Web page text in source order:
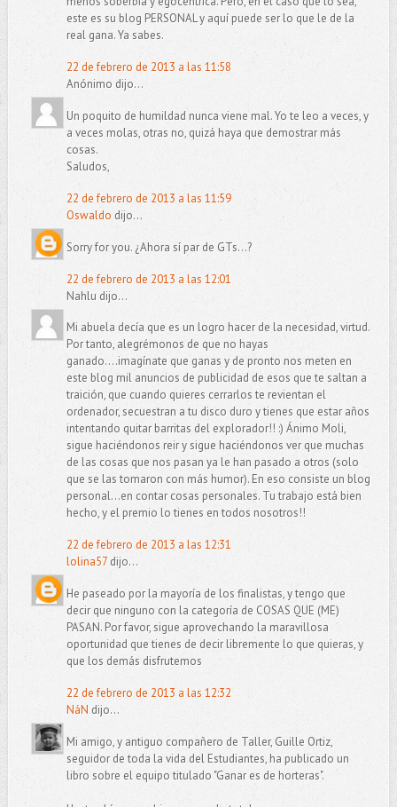
este es su blog PERSONAL y aquí puede ser lo que le de la
real gana. Ya sabes.
22 de febrero de 2013 a las 11:58
Anónimo dijo...
Un poquito de humildad nunca viene mal. Yo te leo a veces, y
a veces molas, otras no, quizá haya que demostrar más
cosas.
Saludos,
22 de febrero de 2013 a las 11:59
Oswaldo dijo...
Sorry for you. ¿Ahora sí par de GTs...?
22 de febrero de 2013 a las 12:01
Nahlu dijo...
Mi abuela decía que es un logro hacer de la necesidad, virtud.
Por tanto, alegrémonos de que no hayas
ganado....imagínate que ganas y de pronto nos meten en
este blog mil anuncios de publicidad de esos que te saltan a
traición, que cuando quieres cerrarlos te revientan el
ordenador, secuestran a tu disco duro y tienes que estar años
intentando quitar barritas del explorador!! :) Ánimo Moli,
sigue haciéndonos reir y sigue haciéndonos ver que muchas
de las cosas que nos pasan ya le han pasado a otros (solo
que se las tomaron con más humor). En eso consiste un blog
personal...en contar cosas personales. Tu trabajo está bien
hecho, y el premio lo tienes en todos nosotros!!
22 de febrero de 2013 a las 12:31
lolina57dijo...
He paseado por la mayoría de los finalistas, y tengo que
decir que ninguno con la categoría de COSAS QUE (ME)
PASAN. Por favor, sigue aprovechando la maravillosa
oportunidad que tienes de decir libremente lo que quieras, y
que los demás disfrutemos
22 de febrero de 2013 a las 12:32
NáN dijo...
Mi amigo, y antiguo compañero de Taller, Guille Ortiz,
seguidor de toda la vida del Estudiantes, ha publicado un
libro sobre el equipo titulado "Ganar es de horteras".